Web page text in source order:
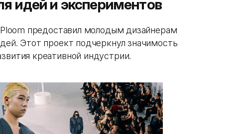
идей и экспериментов
предоставил молодым дизайнерам
Этот проект подчеркнул значимость
креативной индустрии.